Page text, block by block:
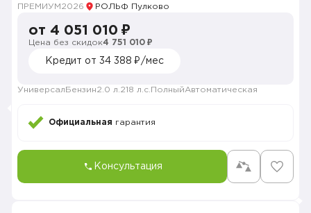
ПРЕМИУМ 2026 РОЛЬФ Пулково
от 4 051 010 ₽
Цена без скидок4 751 010 ₽
Кредит от 34 388 ₽/мес
Универсал Бензин2.0 л. 218 л.с. ПолныйАвтоматическая
Официальная гарантия
Консультация